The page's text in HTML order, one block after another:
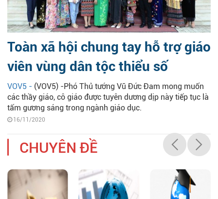
Toàn xã hội chung tay hỗ trợ giáo
viên vùng dân tộc thiểu số
VOV5 - (VOV5) -Phó Thủ tướng Vũ Đức Đam mong muốn
các thầy giáo, cô giáo được tuyên dương dịp này tiếp tục là
tấm gương sáng trong ngành giáo dục.
16/11/2020
CHUYÊN ĐỀ